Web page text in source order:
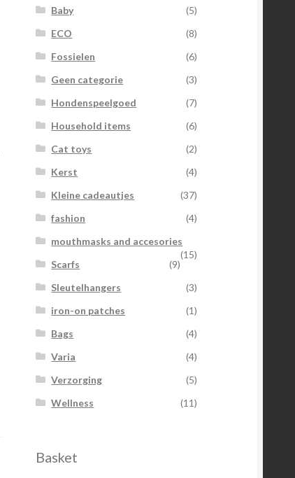
Baby
(5)
ECO
(8)
Fossielen
(6)
Geen categorie
(3)
Hondenspeelgoed
(7)
Household items
(6)
Cat toys
(2)
Kerst
(4)
Kleine cadeautjes
(37)
fashion
(4)
mouthmasks and accesories
(15)
Scarfs
(9)
Sleutelhangers
(3)
iron-on patches
(1)
Bags
(4)
Varia
(4)
Verzorging
(5)
Wellness
(11)
Basket